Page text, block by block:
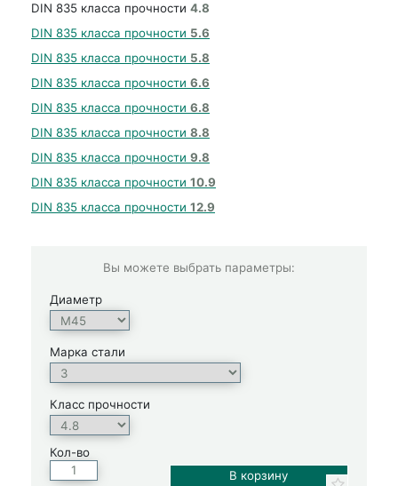
DIN 835 класса прочности 4.8
DIN 835 класса прочности 5.6
DIN 835 класса прочности 5.8
DIN 835 класса прочности 6.6
DIN 835 класса прочности 6.8
DIN 835 класса прочности 8.8
DIN 835 класса прочности 9.8
DIN 835 класса прочности 10.9
DIN 835 класса прочности 12.9
Вы можете выбрать параметры:
Диаметр
Марка стали
Класс прочности
Кол-во